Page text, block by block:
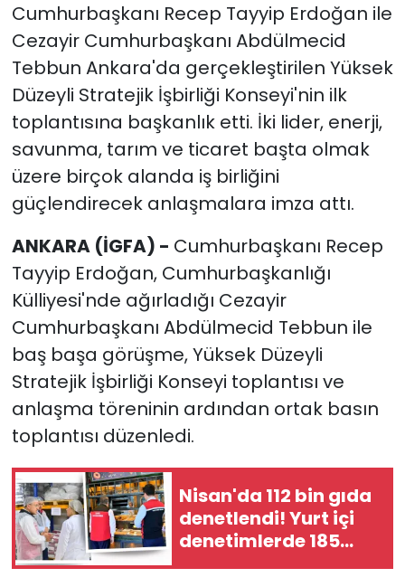
Cumhurbaşkanı Recep Tayyip Erdoğan ile
Cezayir Cumhurbaşkanı Abdülmecid
Tebbun Ankara'da gerçekleştirilen Yüksek
Düzeyli Stratejik İşbirliği Konseyi'nin ilk
toplantısına başkanlık etti. İki lider, enerji,
savunma, tarım ve ticaret başta olmak
üzere birçok alanda iş birliğini
güçlendirecek anlaşmalara imza attı.
ANKARA (İGFA) - Cumhurbaşkanı Recep
Tayyip Erdoğan, Cumhurbaşkanlığı
Külliyesi'nde ağırladığı Cezayir
Cumhurbaşkanı Abdülmecid Tebbun ile
baş başa görüşme, Yüksek Düzeyli
Stratejik İşbirliği Konseyi toplantısı ve
anlaşma töreninin ardından ortak basın
toplantısı düzenledi.
Nisan'da 112 bin gıda
denetlendi! Yurt içi
denetimlerde 185
milyon TL ceza